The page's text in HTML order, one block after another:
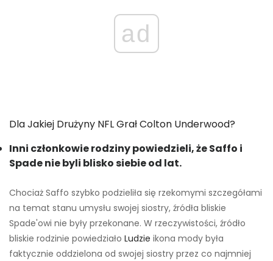
ad
Dla Jakiej Drużyny NFL Grał Colton Underwood?
Inni członkowie rodziny powiedzieli, że Saffo i
Spade nie byli blisko siebie od lat.
Chociaż Saffo szybko podzieliła się rzekomymi szczegółami
na temat stanu umysłu swojej siostry, źródła bliskie
Spade'owi nie były przekonane. W rzeczywistości, źródło
bliskie rodzinie powiedziało Ludzie ikona mody była
faktycznie oddzielona od swojej siostry przez co najmniej